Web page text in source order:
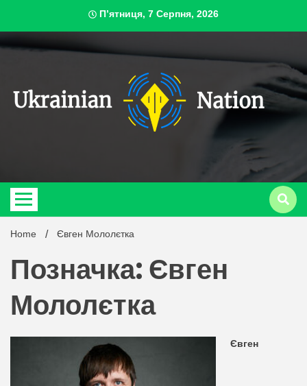
content
П’ятниця, 7 Серпня, 2026
Home Євген Мололєтка
Позначка: Євген
Мололєтка
Євген